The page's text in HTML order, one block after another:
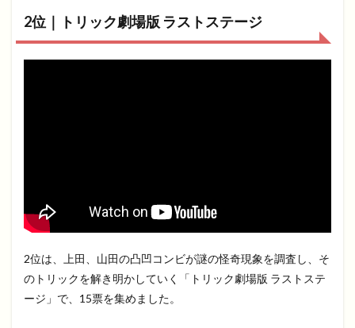
2位｜トリック劇場版 ラストステージ
2位は、上田、山田の凸凹コンビが謎の怪奇現象を調査し、そ
のトリックを解き明かしていく「トリック劇場版 ラストステ
ージ」で、15票を集めました。